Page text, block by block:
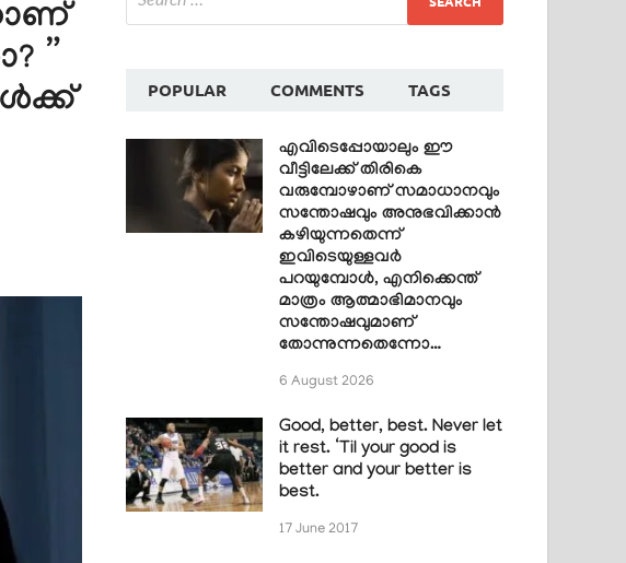
”
POPULAR COMMENTS TAGS
എവിടെപ്പോയാലും ഈ
വീട്ടിലേക്ക് തിരികെ
വരുമ്പോഴാണ് സമാധാനവും
സന്തോഷവും അനുഭവിക്കാൻ
കഴിയുന്നതെന്ന്
ഇവിടെയുള്ളവർ
പറയുമ്പോൾ, എനിക്കെന്ത്
മാത്രം ആത്മാഭിമാനവും
സന്തോഷവുമാണ്
തോന്നുന്നതെന്നോ…
6 August 2026
Good, better, best. Never let
it rest. ‘Til your good is
better and your better is
best.
17 June 2017